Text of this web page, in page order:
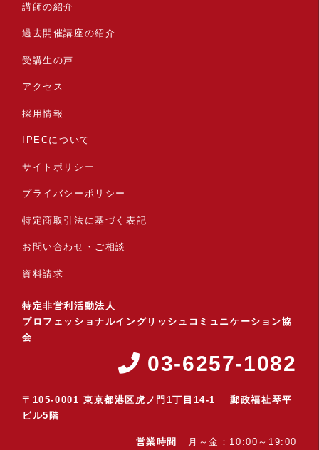
講師の紹介
過去開催講座の紹介
受講生の声
アクセス
採用情報
IPECについて
サイトポリシー
プライバシーポリシー
特定商取引法に基づく表記
お問い合わせ・ご相談
資料請求
特定非営利活動法人
プロフェッショナルイングリッシュコミュニケーション協
会
03-6257-1082
〒105-0001 東京都港区虎ノ門1丁目14-1 郵政福祉琴平
ビル5階
営業時間 月～金：10:00～19:00